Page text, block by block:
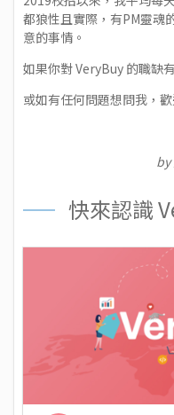
都狼性且實際，有PM靈魂
意的事情。
如果你對 VeryBuy 的職缺
或如有任何問題想問我，
by
快來認識